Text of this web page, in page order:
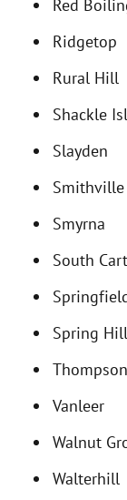
Red
Ridgetop
Rural Hill
Shackle
Slayden
Smithville
Smyrna
South
Spring Hill
Vanleer
Walnut
Walterhill